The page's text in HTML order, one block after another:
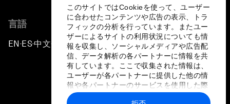
このサイトではCookieを使って、ユーザー
に合わせたコンテンツや広告の表示、トラ
フィックの分析を行っています。またユー
ザーによるサイトの利用状況についても情
報を収集し、ソーシャルメディアや広告配
信、データ解析の各パートナーに情報を共
有しています。ここで収集された情報は、
ユーザーが各パートナーに提供した他の情
報や各パートナーのサービスを使用した際
に収集された情報と組み合わされ、各パー
言語
EN ▪ES▪中文▪ 日本語